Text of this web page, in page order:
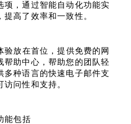
项，通过智能自动化功能实
高了效率和一致性。
放在首位，提供免费的网
帮助中心，帮助您的团队轻
多种语言的快速电子邮件支
问性和支持。
能包括